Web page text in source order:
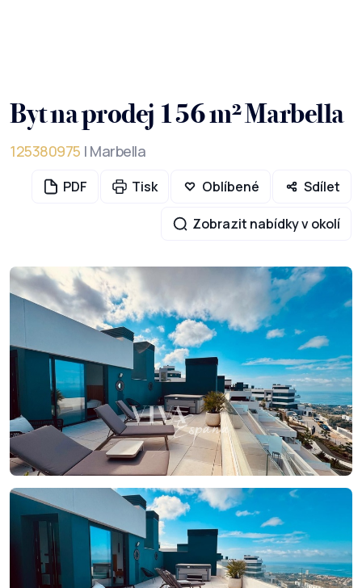
Byt na prodej 156 m² Marbella
125380975 | Marbella
PDF Tisk Oblíbené Sdílet
Zobrazit nabídky v okolí